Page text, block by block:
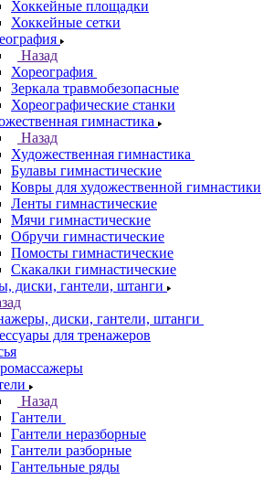
Хоккейные площадки
Хоккейные сетки
Назад
Хореография
Зеркала травмобезопасные
Хореографические станки
гимнастика
Назад
Художественная гимнастика
Булавы гимнастические
Ковры для художественной гимнастики
Ленты гимнастические
Мячи гимнастические
Обручи гимнастические
Помосты гимнастические
Скакалки гимнастические
диски, гантели, штанги
диски, гантели, штанги
для тренажеров
Назад
Гантели
Гантели неразборные
Гантели разборные
Гантельные ряды